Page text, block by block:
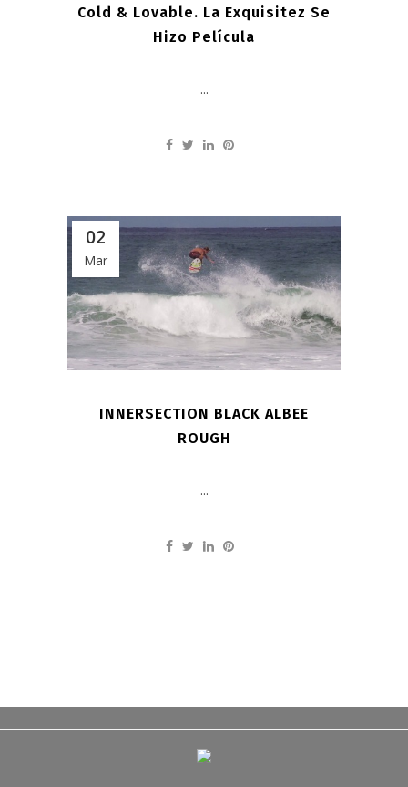
Cold & Lovable. La Exquisitez Se
Hizo Película
...
02
Mar
INNERSECTION BLACK ALBEE
ROUGH
...